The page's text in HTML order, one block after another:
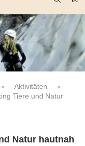
» Aktivitäten »
Tiere und Natur
Natur hautnah